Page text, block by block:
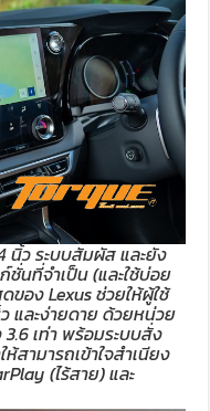
ว ระบบสัมผัส และยัง
นที่จำเป็น (และใช้บ่อย
ของ Lexus ช่วยให้ผู้ใช้
และง่ายดาย ด้วยหน่วย
เท่า พร้อมระบบสั่ง
สามารถเข้าใจสำเนียง
(ไร้สาย) และ